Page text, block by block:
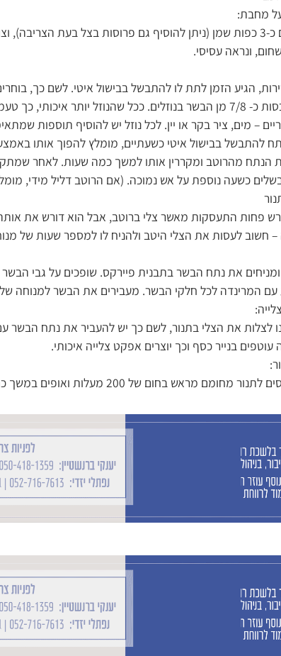
מחבת:
מחממים מחבת רחבה עם כ-3 כפות שמן (ניתן להוסיף גם פרוסות בצל בעת
ונראה עסיסי.
הגיע הזמן לתת לו להתבשל בבישול איטי. לשם כך,
למניעת התייבשות הוא לכסות כ- 7/8 מן הבשר בנוזלים. ככל שהנוזל יותר
– מים, ציר בקר או יין. לכל נוזל יש להוסיף תוספות
להתבשל בבישול איטי כשעתיים, מומלץ להפוך אותו
הנתח מהרוטב ומקררין אותו למשך כמה שעות. לאחר
כשעה נוספת על אש נמוכה. (אם הרוטב דליל מידי,
פחות התעסקות מאשר צלי ברוטב, אבל הוא דורש את
חשוב לעסות את הצלי היטב ולהניח לו למספר שעות של
ומניחים את נתח הבשר בתבנית פיירקס. שופכים על גבי
לכל חלקי הבשר. מעבירים את הבשר למנוחה של 4 שעות עד לילה במקרר.
לצלות את הצלי בתנור, לשם כך יש להעביר את נתח הבשר עם
בנייר כסף וכך יוצרים אפקט צלייה איכותי.
מראש בחום של 200 מעלות ואופים במשך כחצי שע…